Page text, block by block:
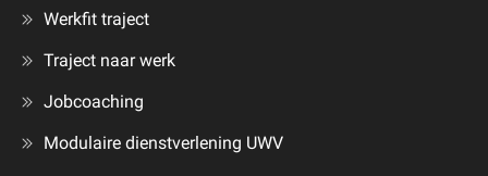
Werkfit traject
Traject naar werk
Jobcoaching
Modulaire dienstverlening UWV